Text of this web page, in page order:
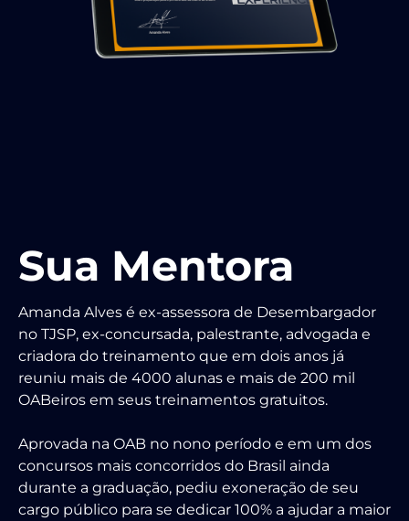
Sua Mentora
Amanda Alves é ex-assessora de Desembargador
no TJSP, ex-concursada, palestrante, advogada e
criadora do treinamento que em dois anos já
reuniu mais de 4000 alunas e mais de 200 mil
OABeiros em seus treinamentos gratuitos.
Aprovada na OAB no nono período e em um dos
concursos mais concorridos do Brasil ainda
durante a graduação, pediu exoneração de seu
cargo público para se dedicar 100% a ajudar a maior